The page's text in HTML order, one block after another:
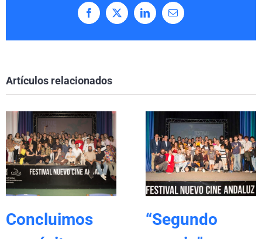
Facebook
X LinkedInCorreo
electrónico
Artículos relacionados
Concluimos
“Segundo